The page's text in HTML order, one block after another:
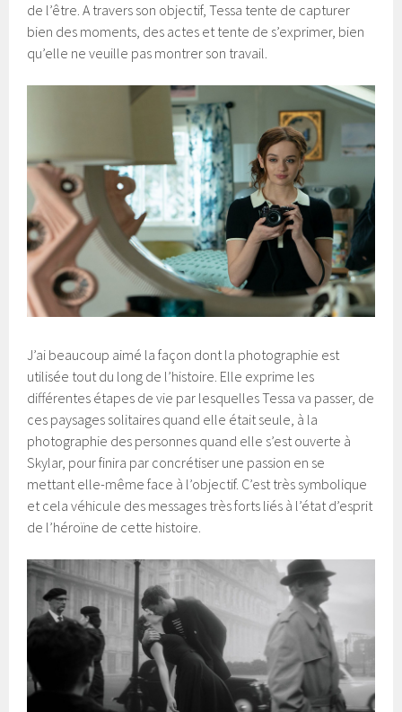
de l’être. A travers son objectif, Tessa tente de capturer
bien des moments, des actes et tente de s’exprimer, bien
qu’elle ne veuille pas montrer son travail.
J’ai beaucoup aimé la façon dont la photographie est
utilisée tout du long de l’histoire. Elle exprime les
différentes étapes de vie par lesquelles Tessa va passer, de
ces paysages solitaires quand elle était seule, à la
photographie des personnes quand elle s’est ouverte à
Skylar, pour finira par concrétiser une passion en se
mettant elle-même face à l’objectif. C’est très symbolique
et cela véhicule des messages très forts liés à l’état d’esprit
de l’héroïne de cette histoire.